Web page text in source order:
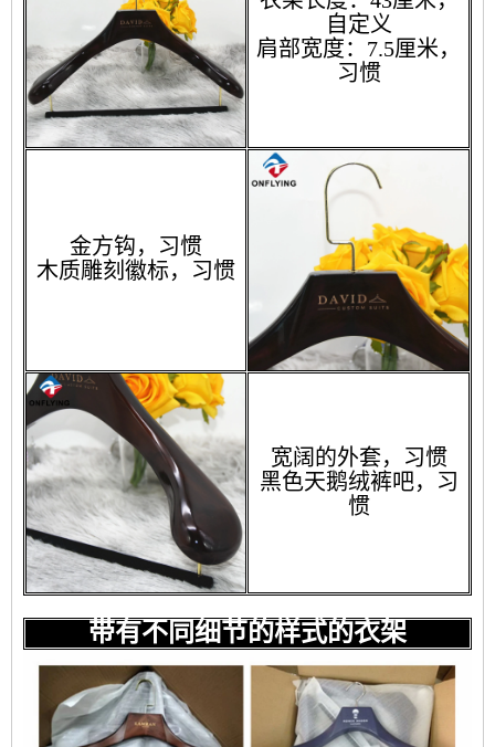
自定义
肩部宽度：7.5厘米，
习惯
金方钩，习惯
木质雕刻徽标，习惯
宽阔的外套，习惯
黑色天鹅绒裤吧，习
惯
带有不同细节的样式的衣架